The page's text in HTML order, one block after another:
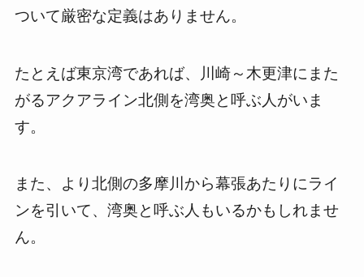
ついて厳密な定義はありません。
たとえば東京湾であれば、川崎～木更津にまた
がるアクアライン北側を湾奥と呼ぶ人がいま
す。
また、より北側の多摩川から幕張あたりにライ
ンを引いて、湾奥と呼ぶ人もいるかもしれませ
ん。